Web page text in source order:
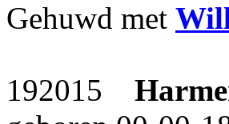
Gehuwd met
192015